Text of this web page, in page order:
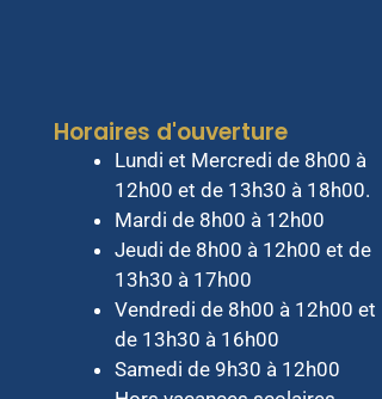
Horaires d'ouverture
Lundi et Mercredi de 8h00 à
12h00 et de 13h30 à 18h00.
Mardi de 8h00 à 12h00
Jeudi de 8h00 à 12h00 et de
13h30 à 17h00
Vendredi de 8h00 à 12h00 et
de 13h30 à 16h00
Samedi de 9h30 à 12h00